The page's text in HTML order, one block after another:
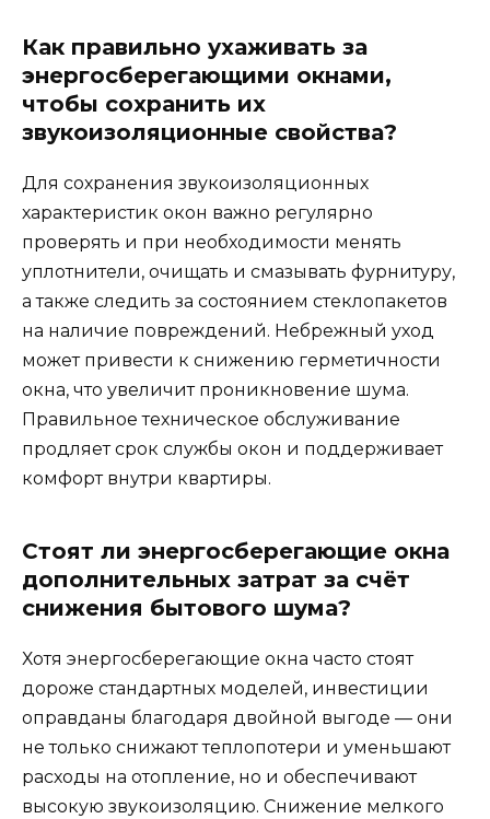
Как правильно ухаживать за
энергосберегающими окнами,
чтобы сохранить их
звукоизоляционные свойства?
Для сохранения звукоизоляционных
характеристик окон важно регулярно
проверять и при необходимости менять
уплотнители, очищать и смазывать фурнитуру,
а также следить за состоянием стеклопакетов
на наличие повреждений. Небрежный уход
может привести к снижению герметичности
окна, что увеличит проникновение шума.
Правильное техническое обслуживание
продляет срок службы окон и поддерживает
комфорт внутри квартиры.
Стоят ли энергосберегающие окна
дополнительных затрат за счёт
снижения бытового шума?
Хотя энергосберегающие окна часто стоят
дороже стандартных моделей, инвестиции
оправданы благодаря двойной выгоде — они
не только снижают теплопотери и уменьшают
расходы на отопление, но и обеспечивают
высокую звукоизоляцию. Снижение мелкого